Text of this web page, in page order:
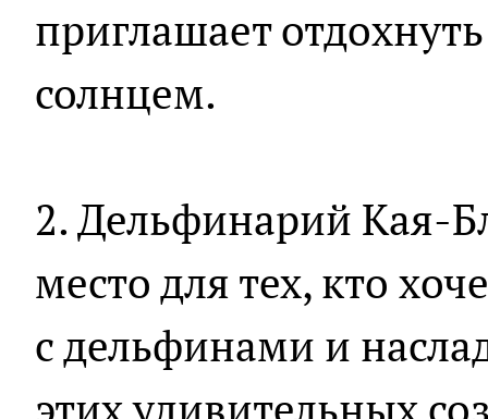
приглашает
солнцем.
2. Дельфинарий Кая-
место для тех, кто
с дельфинами и